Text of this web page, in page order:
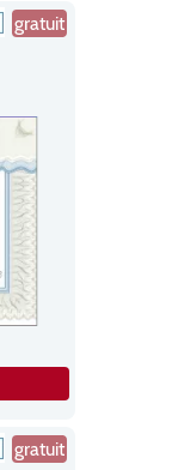
gratuit
gratuit